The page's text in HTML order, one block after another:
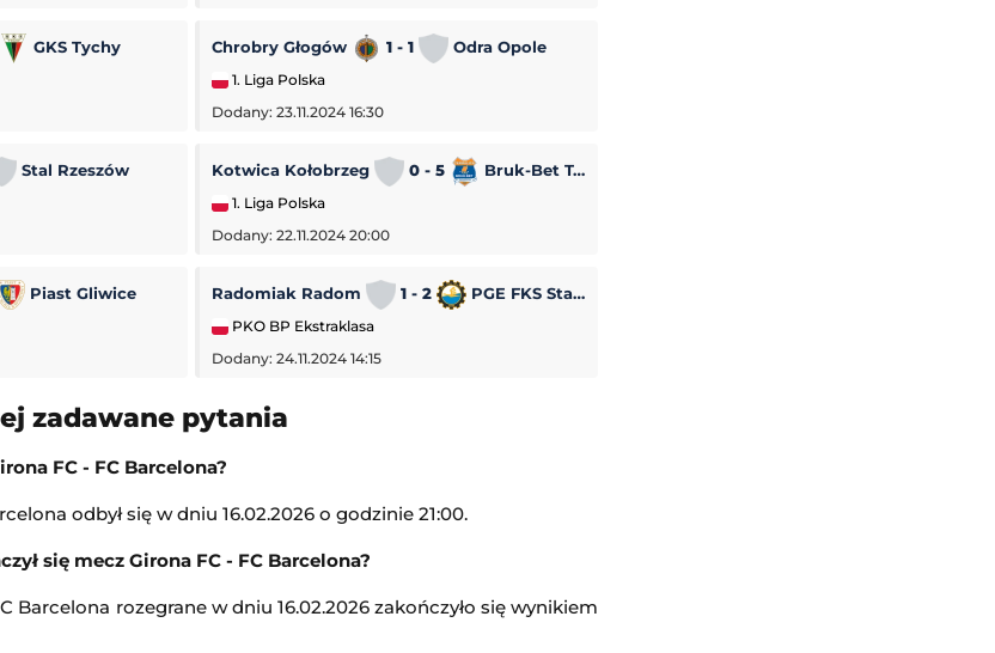
Mecz towarzyski
10:30
Transmisja
GKS Tychy Chrobry Głogów 1 - 1 Odra Opole
1. Liga Polska
Dodany: 23.11.2024 16:30
Stal Rzeszów Kotwica Kołobrzeg 0 - 5 Bruk-Bet Termalica Nieciecza
1. Liga Polska
Dodany: 22.11.2024 20:00
Piast Gliwice Radomiak Radom 1 - 2 PGE FKS Stal Mielec
PKO BP Ekstraklasa
Dodany: 24.11.2024 14:15
zadawane pytania
FC - FC Barcelona?
odbył się w dniu 16.02.2026 o godzinie 21:00.
się mecz Girona FC - FC Barcelona?
Barcelona rozegrane w dniu 16.02.2026 zakończyło się wynikiem